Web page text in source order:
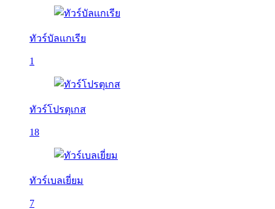
ทัวร์บัลเเกเรีย
1
ทัวร์โปรตุเกส
18
ทัวร์เบลเยี่ยม
7